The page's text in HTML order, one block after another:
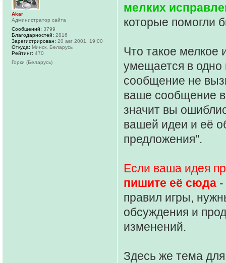
мелких
которые помогли
Что такое мелкое
умещается в
сообщение не
ваше сообщение
значит вы
вашей идеи и её
предложения".
Если ваша идея
пишите её сюда
правил игры,
обсуждения и
изменений.
Здесь же тема
Akar
Администратор сайта
Сообщений: 3799
Благодарностей: 2816
Зарегистрирован: 20 авг 2001, 19:00
Откуда: Минск, Беларусь
Рейтинг: 470
Горки (Беларусь)